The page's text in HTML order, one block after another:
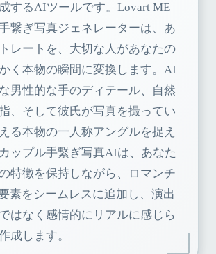
するAIツールです。Lovart ME
繋ぎ写真ジェネレーターは、あ
レートを、大切な人があなたの
く本物の瞬間に変換します。AI
男性的な手のディテール、自然
、そして彼氏が写真を撮ってい
る本物の一人称アングルを捉え
ップル手繋ぎ写真AIは、あなた
特徴を保持しながら、ロマンチ
素をシームレスに追加し、演出
はなく感情的にリアルに感じら
成します。